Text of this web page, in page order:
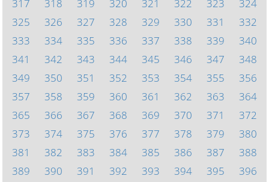
317
318 319 320 321 322 323
324
325
326 327 328 329 330 331
332
333
334 335 336 337 338 339
340
341
342 343 344 345 346 347
348
349
350 351 352 353 354 355
356
357
358 359 360 361 362 363
364
365
366 367 368 369 370 371
372
373
374 375 376 377 378 379
380
381
382 383 384 385 386 387
388
389
390 391 392 393 394 395
396